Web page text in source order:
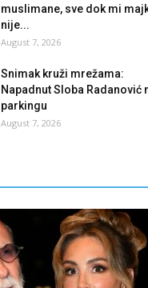
muslimane, sve dok mi
nije...
August 7, 2026
Snimak kruži mrežama:
Napadnut Sloba Radanović
parkingu
August 7, 2026